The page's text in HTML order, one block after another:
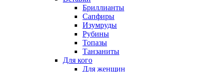
Бриллианты
Сапфиры
Изумруды
Рубины
Топазы
Танзаниты
Для кого
Для женщин